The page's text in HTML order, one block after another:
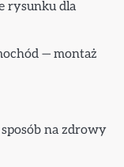
rysunku dla
— montaż
na zdrowy